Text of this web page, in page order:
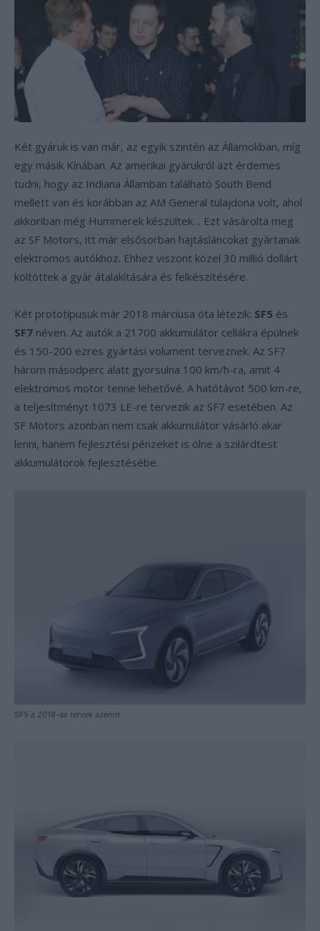
Két gyáruk is van már, az egyik szintén az Államokban, míg
egy másik Kínában. Az amerikai gyárukról azt érdemes
tudni, hogy az Indiana Államban található South Bend
mellett van és korábban az AM General tulajdona volt, ahol
akkoriban még Hummerek készültek… Ezt vásárolta meg
az SF Motors, itt már elsősorban hajtásláncokat gyártanak
elektromos autókhoz. Ehhez viszont közel 30 millió dollárt
költöttek a gyár átalakítására és felkészítésére.
Két prototípusuk már 2018 márciusa óta létezik: SF5 és
SF7 néven. Az autók a 21700 akkumulátor cellákra épülnek
és 150-200 ezres gyártási volument terveznek. Az SF7
három másodperc alatt gyorsulna 100 km/h-ra, amit 4
elektromos motor tenne lehetővé. A hatótávot 500 km-re,
a teljesítményt 1073 LE-re tervezik az SF7 esetében. Az
SF Motors azonban nem csak akkumulátor vásárló akar
lenni, hanem fejlesztési pénzeket is ölne a szilárdtest
akkumulátorok fejlesztésébe.
SF5 a 2018-as tervek szerint